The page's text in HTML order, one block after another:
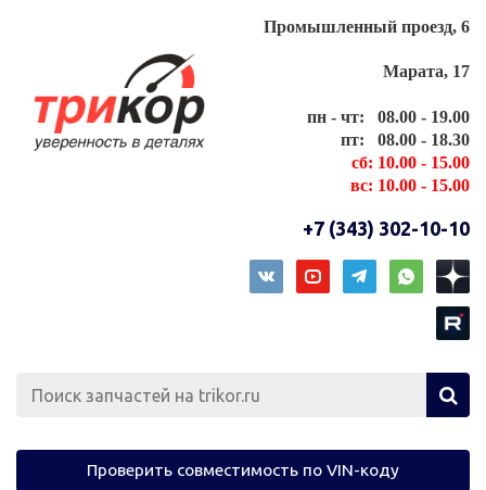
Промышленный проезд, 6
Марата, 17
пн - чт: 08.00 - 19.00
пт: 08.00 - 18.30
сб: 10.00 - 15.00
вс: 10.00 - 15.00
+7 (343) 302-10-10
Проверить совместимость по VIN-коду